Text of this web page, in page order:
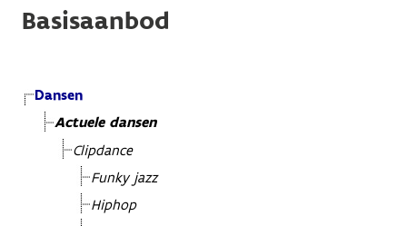
Basisaanbod
Dansen
Actuele dansen
Clipdance
Funky jazz
Hiphop